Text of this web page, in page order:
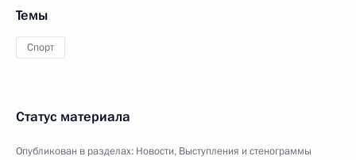
Темы
Спорт
Статус материала
Опубликован в разделах: Новости, Выступления и стенограммы